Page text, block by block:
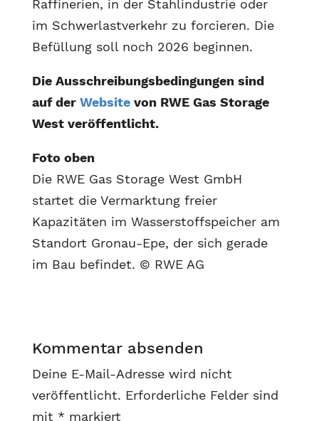
Raffinerien, in der Stahlindustrie oder
im Schwerlastverkehr zu forcieren. Die
Befüllung soll noch 2026 beginnen.
Die Ausschreibungsbedingungen sind
auf der Websitevon RWE Gas Storage
West veröffentlicht.
Foto oben
Die RWE Gas Storage West GmbH
startet die Vermarktung freier
Kapazitäten im Wasserstoffspeicher am
Standort Gronau-Epe, der sich gerade
im Bau befindet. © RWE AG
Kommentar absenden
Deine E-Mail-Adresse wird nicht
veröffentlicht. Erforderliche Felder sind
mit * markiert